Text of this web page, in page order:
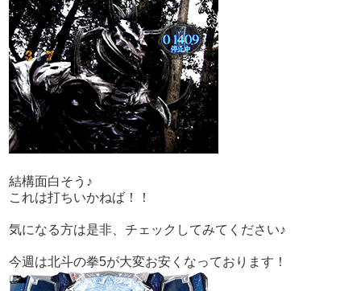
結構面白そう♪
これは打ちいかねば！！
気になる方は是非、チェックしてみてください♪
今週は北斗の拳5が大変お安くなっております！